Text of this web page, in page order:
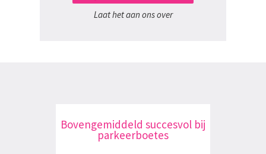
Laat het aan ons over
Bovengemiddeld succesvol bij
parkeerboetes